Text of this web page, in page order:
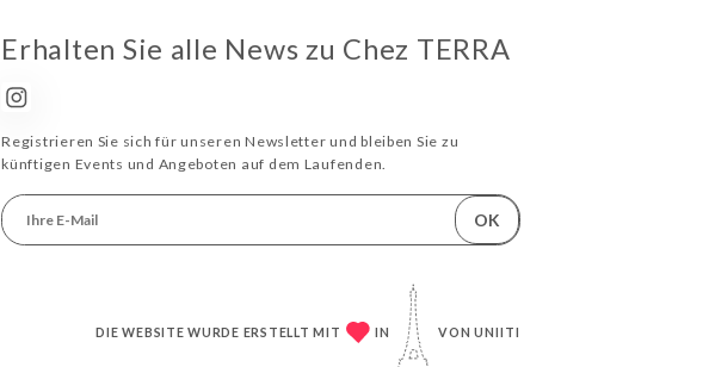
Erhalten Sie alle News zu Chez TERRA
Registrieren Sie sich für unseren Newsletter und bleiben Sie zu
künftigen Events und Angeboten auf dem Laufenden.
OK
DIE WEBSITE WURDE ERSTELLT MIT IN VONUNIITI